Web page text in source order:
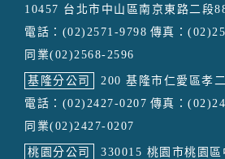
10457 台北市中山區南京東路二段
電話：(02)2571-9798 傳真：
同業(02)2568-2596
基隆分公司
200 基隆市仁愛區孝
電話：(02)2427-0207 傳真：
同業(02)2427-0207
桃園分公司
330015 桃園市桃園